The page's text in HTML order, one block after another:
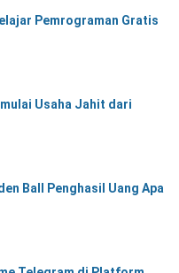
Pemrograman Gratis
Usaha Jahit dari
Ball Penghasil Uang Apa